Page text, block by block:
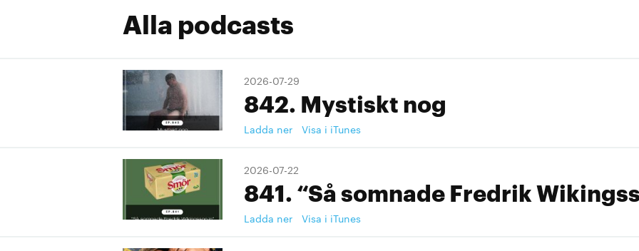
Alla podcasts
2026-07-29
842. Mystiskt nog
Ladda ner Visa i iTunes
2026-07-22
841. “Så somnade Fredrik
Ladda ner Visa i iTunes